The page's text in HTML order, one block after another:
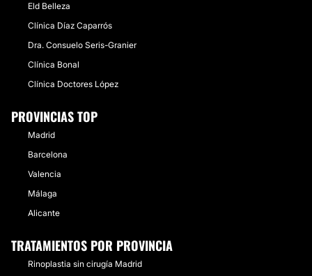
Eld Belleza
Clínica Díaz Caparrós
Dra. Consuelo Seris-Granier
Clínica Bonal
Clínica Doctores López
PROVINCIAS TOP
Madrid
Barcelona
Valencia
Málaga
Alicante
TRATAMIENTOS POR PROVINCIA
Rinoplastia sin cirugía Madrid